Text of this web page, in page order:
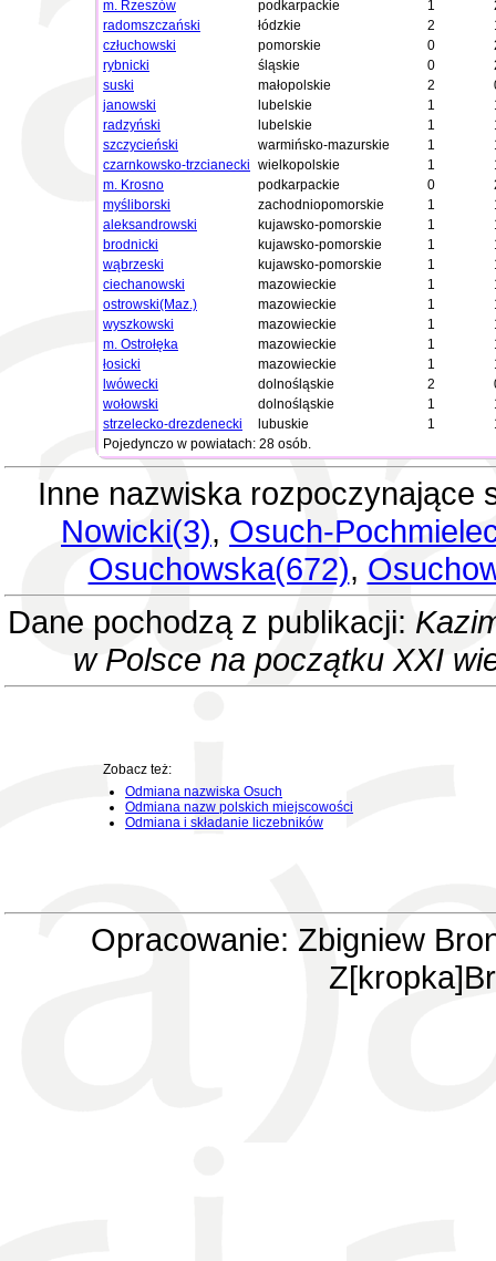
m. Rzeszów
podkarpackie 1
radomszczański
łódzkie 2
człuchowski
pomorskie 0
rybnicki
śląskie 0
suski
małopolskie 2
janowski
lubelskie 1
radzyński
lubelskie 1
szczycieński
warmińsko-mazurskie 1
czarnkowsko-trzcianecki wielkopolskie 1
m. Krosno
podkarpackie 0
myśliborski
zachodniopomorskie 1
aleksandrowski
kujawsko-pomorskie 1
brodnicki
kujawsko-pomorskie 1
wąbrzeski
kujawsko-pomorskie 1
ciechanowski
mazowieckie 1
ostrowski(Maz.)
mazowieckie 1
wyszkowski
mazowieckie 1
m. Ostrołęka
mazowieckie 1
łosicki
mazowieckie 1
lwówecki
dolnośląskie 2
wołowski
dolnośląskie 1
strzelecko-drezdenecki
lubuskie 1
Pojedynczo w powiatach: 28 osób.
Inne nazwiska rozpoczynające
Nowicki(3), Osuch-
Osuchowska(672),
Dane pochodzą z publikacji:
w Polsce na początku XXI
Zobacz też:
Odmiana nazwiska Osuch
Odmiana nazw polskich miejscowości
Odmiana i składanie liczebników
Opracowanie: Zbigniew